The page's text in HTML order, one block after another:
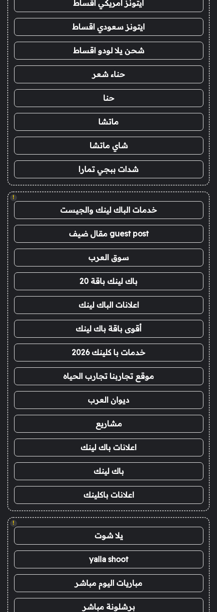
ايتونز امريكي اقساط
ايتونز سعودي اقساط
شحن يلا لودو اقساط
حناء شعر
حنا
ماتشا
شاي ماتشا
شدات ببجي تمارا
!
خدمات الباك لينك والجيست
guest post مقال ضيف
سوق العرب
باك لينك باقة 20
اعلانات الباك لينك
أقوى باقة باك لينك
خدمات با كلينك 2026
موقع تجاربنا تجارب الحياه
ديوان العرب
مشاريع
اعلانات باك لينك
باك لينك
اعلانات باكلينك
!
يلا شوت
yalla shoot
مباريات اليوم مباشر
برشلونة مباشر